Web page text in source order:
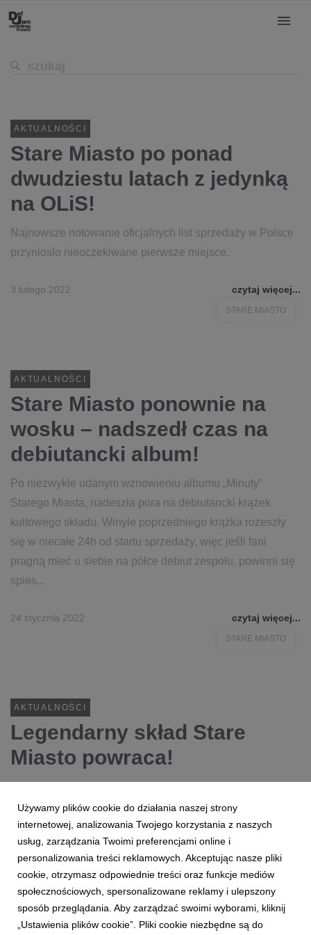
AKTUALNOŚCI
Stare Miasto po ponad
dwudziestu latach z jedynką
na OLiS!
Najnowsze notowanie oficjalnych list sprzedaży w Polsce
przyniosło nieoczekiwane pierwsze miejsce.
3 lutego 2022 czytaj więcej...
STARE MIASTO
AKTUALNOŚCI
Stare Miasto ponownie na
wosku – nadszedł czas na
debiutancki album!
Po niezwykle udanym wznowieniu albumu „Minuty”
Starego Miasta, nadeszła pora na debiutancki krążek
kultowego składu. Winyle poprzedniego krążka rozeszły
się w niecałe 24h od startu sprzedaży, więc jeśli fani
pragną mieć u siebie na półce debiut zespołu, powinni się
spies...
24 stycznia 2022 czytaj więcej...
STARE MIASTO
AKTUALNOŚCI
Legendarny skład Stare
Miasto powraca!
nareszcie doczekał się wydania winylowego.
5 października 2021
STARE MIASTO
Używamy plików cookie do działania naszej strony
internetowej, analizowania Twojego korzystania z naszych
usług, zarządzania Twoimi preferencjami online i
personalizowania treści reklamowych. Akceptując nasze pliki
cookie, otrzymasz odpowiednie treści oraz funkcje mediów
społecznościowych, spersonalizowane reklamy i ulepszony
sposób przeglądania. Aby zarządzać swoimi wyborami, kliknij
„Ustawienia plików cookie”. Pliki cookie niezbędne są do